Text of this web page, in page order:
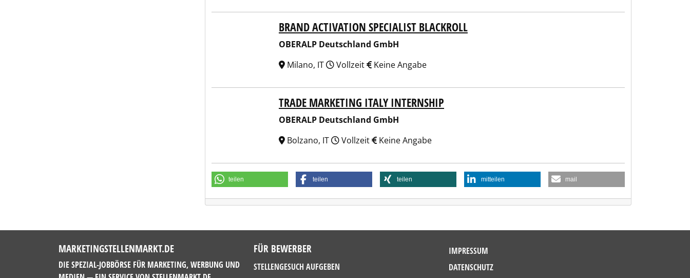
OBERALP Deutschland GmbHBRAND ACTIVATION SPECIALIST BLACKROLL
OBERALP Deutschland GmbH
Milano, IT
Vollzeit Keine Angabe
OBERALP Deutschland GmbHTRADE MARKETING ITALY INTERNSHIP
OBERALP Deutschland GmbH
Bolzano, IT
Vollzeit Keine Angabe
teilen teilen teilen mitteilen mail
MARKETINGSTELLENMARKT.DE
DIE SPEZIAL-JOBBÖRSE FÜR MARKETING, WERBUNG UND
FÜR BEWERBER
STELLENGESUCH AUFGEBEN
IMPRESSUM
DATENSCHUTZ